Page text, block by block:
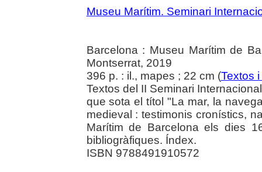
Museu Marítim. Seminari
Barcelona : Museu Marítim de
Montserrat, 2019
396 p. : il., mapes ; 22 cm (Textos
Textos del II Seminari
que sota el títol "La mar, la
medieval : testimonis cronístics,
Marítim de Barcelona els dies
bibliogràfiques. Índex.
ISBN 9788491910572